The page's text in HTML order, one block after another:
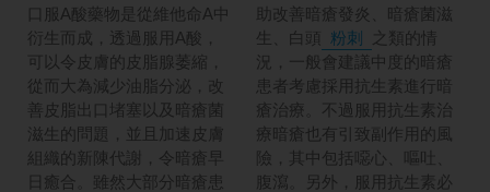
口服A酸藥物是從維他命A中
衍生而成，透過服用A酸，
可以令皮膚的皮脂腺萎縮，
從而大為減少油脂分泌，改
善皮脂出口堵塞以及暗瘡菌
滋生的問題，並且加速皮膚
組織的新陳代謝，令暗瘡早
日癒合。雖然大部分暗瘡患
助改善暗瘡發炎、暗瘡菌滋
生、白頭
粉刺
之類的情
況，一般會建議中度的暗瘡
患者考慮採用抗生素進行暗
瘡治療。不過服用抗生素治
療暗瘡也有引致副作用的風
險，其中包括噁心、嘔吐、
腹瀉。另外，服用抗生素必